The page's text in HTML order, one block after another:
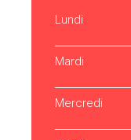
Lundi
Mardi
Mercredi